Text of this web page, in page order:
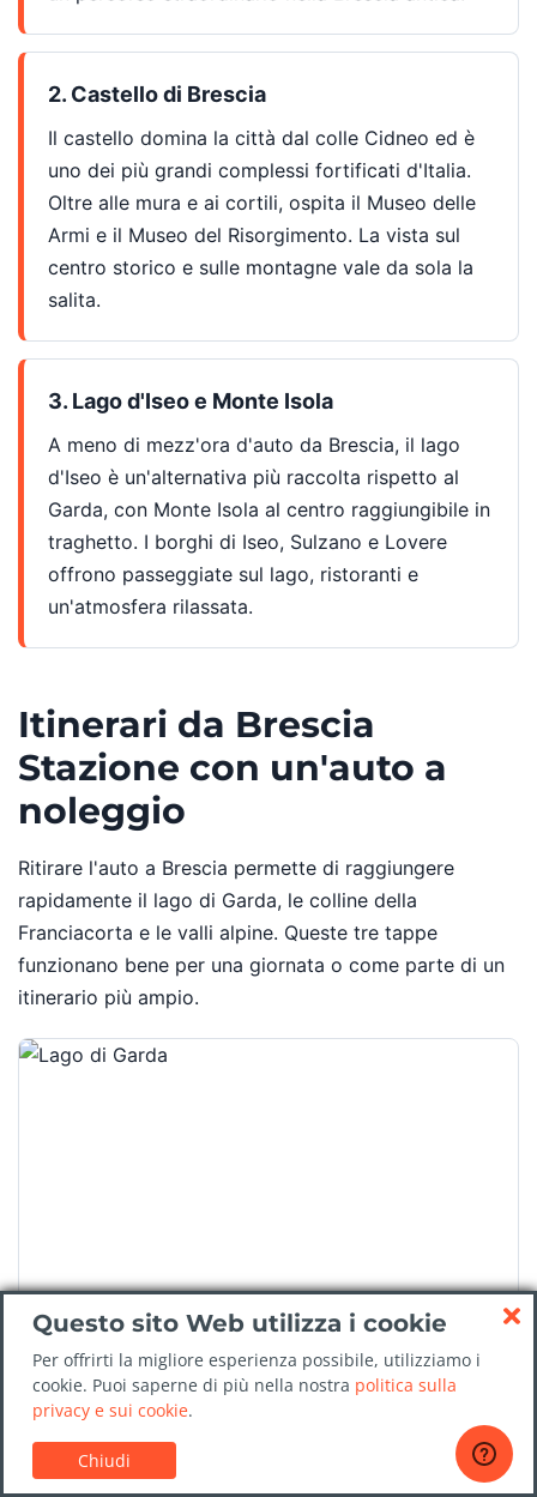
2. Castello di Brescia
Il castello domina la città dal colle Cidneo ed è
uno dei più grandi complessi fortificati d'Italia.
Oltre alle mura e ai cortili, ospita il Museo delle
Armi e il Museo del Risorgimento. La vista sul
centro storico e sulle montagne vale da sola la
salita.
3. Lago d'Iseo e Monte Isola
A meno di mezz'ora d'auto da Brescia, il lago
d'Iseo è un'alternativa più raccolta rispetto al
Garda, con Monte Isola al centro raggiungibile in
traghetto. I borghi di Iseo, Sulzano e Lovere
offrono passeggiate sul lago, ristoranti e
un'atmosfera rilassata.
Itinerari da Brescia
Stazione con un'auto a
noleggio
Ritirare l'auto a Brescia permette di raggiungere
rapidamente il lago di Garda, le colline della
Franciacorta e le valli alpine. Queste tre tappe
funzionano bene per una giornata o come parte di un
itinerario più ampio.
Lago di Garda: Sirmione e Desenzano
Circa 25-35 km
Sirmione, con le Grotte di Catullo e il castello
scaligero che si allunga sull'acqua, è una delle
Questo sito Web utilizza i cookie
Per offrirti la migliore esperienza possibile, utilizziamo i
cookie. Puoi saperne di più nella nostra politica sulla
privacy e sui cookie.
Chiudi